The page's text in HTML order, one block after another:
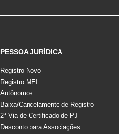
PESSOA JURÍDICA
Registro Novo
Registro MEI
Autônomos
Baixa/Cancelamento de Registro
2ª Via de Certificado de PJ
Desconto para Associações